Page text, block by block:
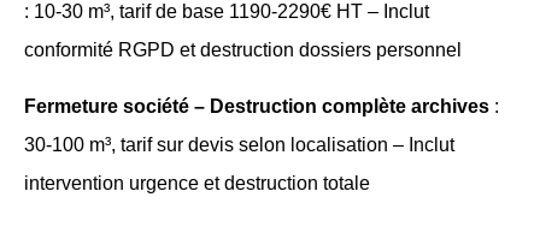
: 10-30 m³, tarif de base 1190-2290€ HT – Inclut
conformité RGPD et destruction dossiers personnel
Fermeture société – Destruction complète archives :
30-100 m³, tarif sur devis selon localisation – Inclut
intervention urgence et destruction totale